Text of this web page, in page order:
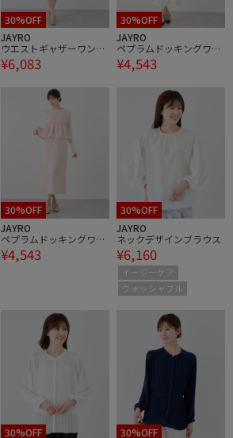
30%OFF
JAYRO
ウエストギャザーワンピ
ース
¥6,083
30%OFF
JAYRO
ペプラムドッキングワン
ピース
¥4,543
30%OFF
JAYRO
ペプラムドッキングワン
ピース
¥4,543
30%OFF
JAYRO
ネックデザインブラウス
¥6,160
イージーケア
ウォッシャブル
30%OFF
30%OFF